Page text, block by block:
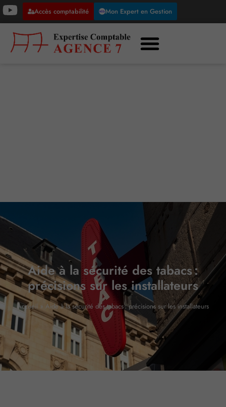
Accès comptabilité Mon Expert en Gestion
Aide à la sécurité des tabacs :
précisions sur les installateurs
Accueil » Aide à la sécurité des tabacs : précisions sur les installateurs